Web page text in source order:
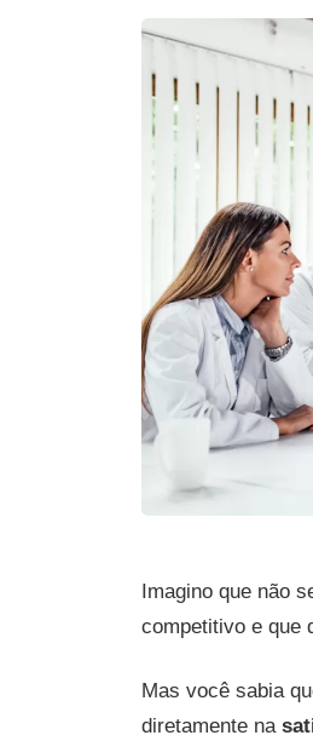
Imagino que não
competitivo e que
Mas você sabia
diretamente na